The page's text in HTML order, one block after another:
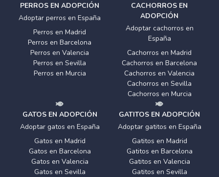
PERROS EN ADOPCIÓN
Adoptar perros en España
Perros en Madrid
Perros en Barcelona
Perros en Valencia
Perros en Sevilla
Perros en Murcia
CACHORROS EN
ADOPCIÓN
Adoptar cachorros en
España
Cachorros en Madrid
Cachorros en Barcelona
Cachorros en Valencia
Cachorros en Sevilla
Cachorros en Murcia
GATOS EN ADOPCIÓN
Adoptar gatos en España
Gatos en Madrid
Gatos en Barcelona
Gatos en Valencia
Gatos en Sevilla
GATITOS EN ADOPCIÓN
Adoptar gatitos en España
Gatitos en Madrid
Gatitos en Barcelona
Gatitos en Valencia
Gatitos en Sevilla